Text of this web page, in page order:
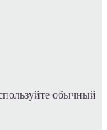
обычный